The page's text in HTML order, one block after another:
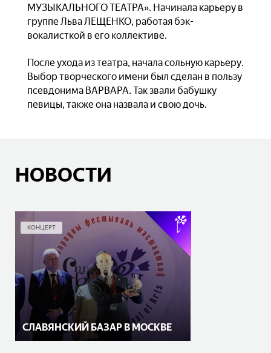
МУЗЫКАЛЬНОГО ТЕАТРА». Начинала карьеру в
группе Льва ЛЕЩЕНКО, работая бэк-
вокалисткой в его коллективе.
После ухода из театра, начала сольную карьеру.
Выбор творческого имени был сделан в пользу
псевдонима ВАРВАРА. Так звали бабушку
певицы, также она назвала и свою дочь.
НОВОСТИ
КОНЦЕРТ
СЛАВЯНСКИЙ БАЗАР В МОСКВЕ